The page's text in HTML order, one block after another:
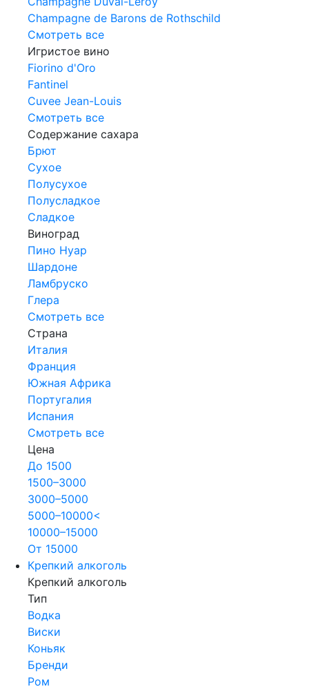
Champagne de Barons de Rothschild
Смотреть все
Игристое вино
Fiorino d'Oro
Fantinel
Cuvee Jean-Louis
Смотреть все
Содержание сахара
Брют
Сухое
Полусухое
Полусладкое
Сладкое
Виноград
Пино Нуар
Шардоне
Ламбруско
Глера
Смотреть все
Страна
Италия
Франция
Южная Африка
Португалия
Испания
Смотреть все
Цена
До 1500
1500–3000
3000–5000
5000–10000<
10000–15000
От 15000
Крепкий алкоголь
Крепкий алкоголь
Тип
Водка
Виски
Коньяк
Бренди
Ром